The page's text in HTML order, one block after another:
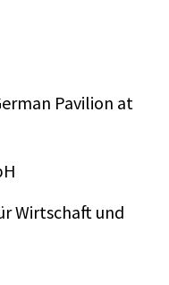
Pavilion at
Wirtschaft und